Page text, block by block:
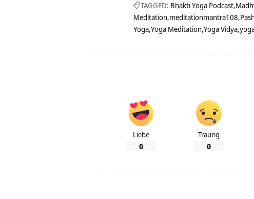
TAGGED: Bhakti Yoga Podcast
Meditation meditationmantra108
Yoga Yoga Meditation Yoga Vidya
Liebe
0
Traurig
0